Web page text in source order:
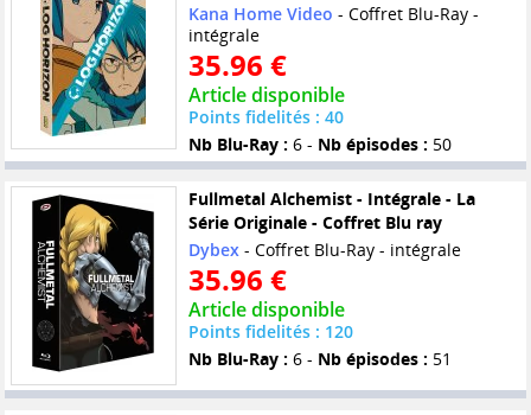
Kana Home Video - Coffret Blu-Ray -
intégrale
35.96 €
Article disponible
Points fidelités : 40
Nb Blu-Ray : 6 - Nb épisodes : 50
Fullmetal Alchemist - Intégrale - La
Série Originale - Coffret Blu ray
Dybex- Coffret Blu-Ray - intégrale
35.96 €
Article disponible
Points fidelités : 120
Nb Blu-Ray : 6 - Nb épisodes : 51